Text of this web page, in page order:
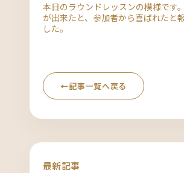
本日のラウンドレッスンの模様です
が出来たと、参加者から喜ばれたと
した。
←記事一覧へ戻る
最新記事